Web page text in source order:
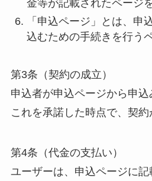
金等が記載されたページ
「申込ページ」とは、申
込むための手続きを行う
第3条（契約の成立）
申込者が申込ページから申
これを承諾した時点で、契約
第4条（代金の支払い）
ユーザーは、申込ページに